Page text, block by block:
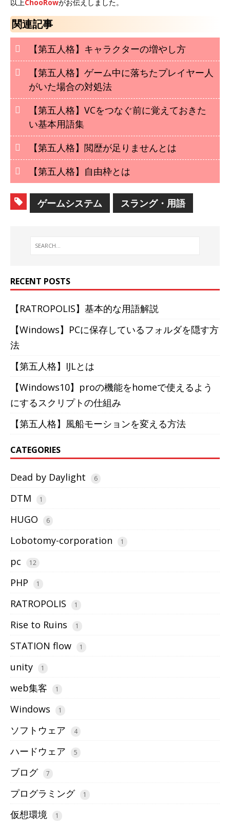
以上ChooRowがお伝えしました。
関連記事
【第五人格】キャラクターの増やし方
【第五人格】ゲーム中に落ちたプレイヤー人
がいた場合の対処法
【第五人格】VCをつなぐ前に覚えておきた
い基本用語集
【第五人格】閲歴が足りませんとは
【第五人格】自由枠とは
ゲームシステム スラング・用語
RECENT POSTS
【RATROPOLIS】基本的な用語解説
【Windows】PCに保存しているフォルダを隠す方
法
【第五人格】IJLとは
【Windows10】proの機能をhomeで使えるよう
にするスクリプトの仕組み
【第五人格】風船モーションを変える方法
CATEGORIES
Dead by Daylight 6
DTM 1
HUGO 6
Lobotomy-corporation 1
pc 12
PHP 1
RATROPOLIS 1
Rise to Ruins 1
STATION flow 1
unity 1
web集客 1
Windows 1
ソフトウェア 4
ハードウェア 5
ブログ 7
プログラミング 1
仮想環境 1